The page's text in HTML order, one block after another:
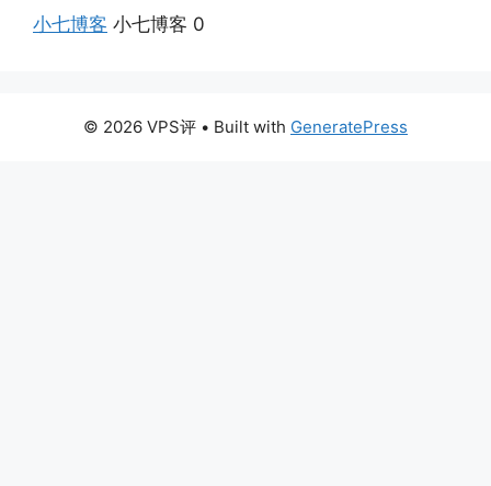
小七博客 小七博客 0
© 2026 VPS评 • Built with GeneratePress